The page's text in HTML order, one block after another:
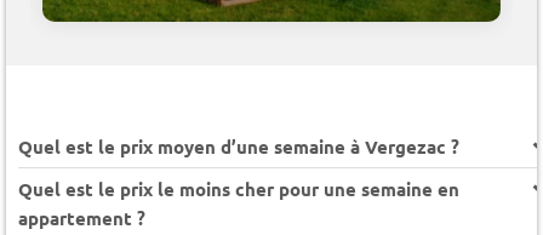
Quel est le prix moyen d’une semaine à Vergezac ?
Quel est le prix le moins cher pour une semaine en
appartement ?